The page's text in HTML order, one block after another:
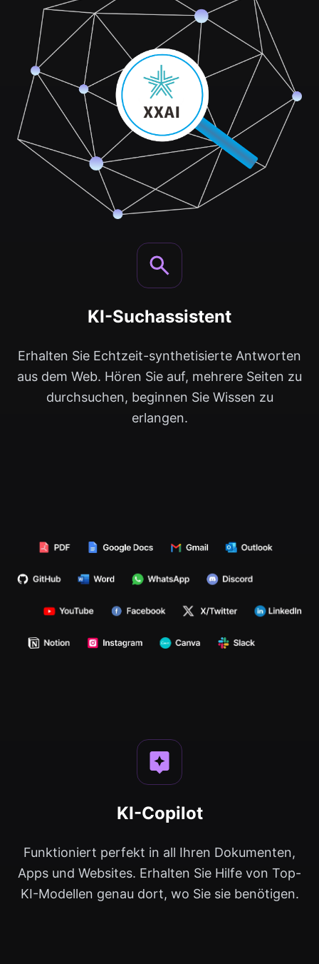
KI-Suchassistent
Erhalten Sie Echtzeit-synthetisierte Antworten
aus dem Web. Hören Sie auf, mehrere Seiten zu
durchsuchen, beginnen Sie Wissen zu
erlangen.
KI-Copilot
Funktioniert perfekt in all Ihren Dokumenten,
Apps und Websites. Erhalten Sie Hilfe von Top-
KI-Modellen genau dort, wo Sie sie benötigen.